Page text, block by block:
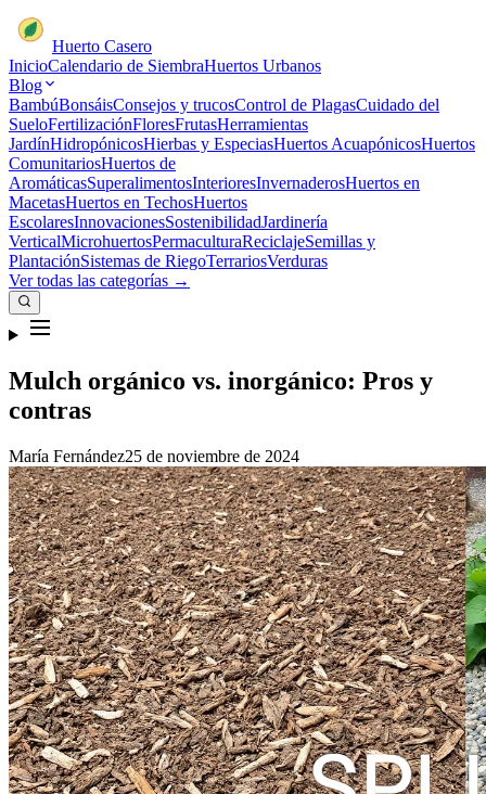
Huerto Casero
InicioCalendario de SiembraHuertos Urbanos
Blog
BambúBonsáisConsejos y trucosControl de PlagasCuidado del
SueloFertilizaciónFloresFrutasHerramientas
JardínHidropónicosHierbas y EspeciasHuertos AcuapónicosHuertos
ComunitariosHuertos de
AromáticasSuperalimentosInterioresInvernaderosHuertos en
MacetasHuertos en TechosHuertos
EscolaresInnovacionesSostenibilidadJardinería
VerticalMicrohuertosPermaculturaReciclajeSemillas y
PlantaciónSistemas de RiegoTerrariosVerduras
Ver todas las categorías →
Mulch orgánico vs. inorgánico: Pros y
contras
María Fernández25 de noviembre de 2024